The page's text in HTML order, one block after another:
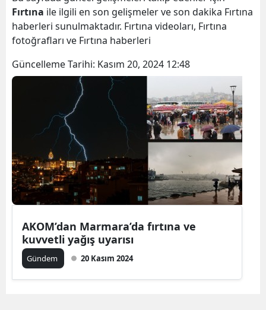
Fırtına ile ilgili en son gelişmeler ve son dakika Fırtına
haberleri sunulmaktadır. Fırtına videoları, Fırtına
fotoğrafları ve Fırtına haberleri
Güncelleme Tarihi: Kasım 20, 2024 12:48
AKOM’dan Marmara’da fırtına ve
kuvvetli yağış uyarısı
Gündem 20 Kasım 2024